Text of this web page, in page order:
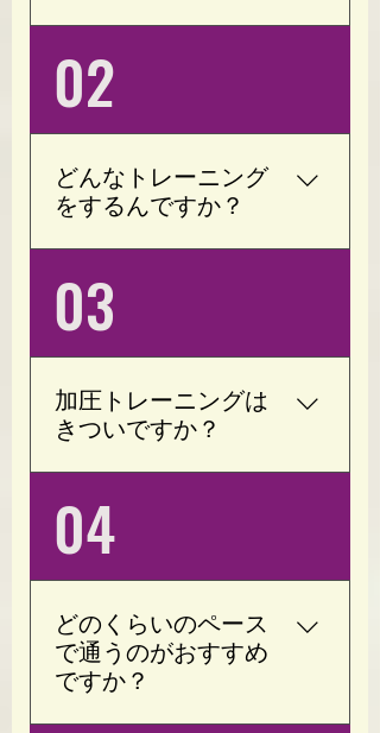
は「運動が苦手」「ジム
が続かなかった」「何年
も運動をしていない」と
いう方が多く通われてい
ます。 加圧トレーニング
は低負荷・短時間でも効
率よく身体を動かせるた
め、運動初心者の方でも
無理なく始められます。
お一人おひとりの体力や
目的に合わせて進めます
ので、安心してご利用く
ださい。
02
どんなトレーニング
をするんですか？
ンに行います。 腕や脚の
付け根に専用の加圧ベル
トを装着し、軽い負荷で
トレーニングを行いま
す。 お身体の状態や目標
に合わせて内容を調整い
たしますので、初心者の
方でも安心して取り組め
ます。
03
加圧トレーニングは
きついですか？
客様一人ひとりのお身体
に合わせて加圧の強さを
調整しています。 無理に
追い込むトレーニングで
はなく、運動が苦手な方
でも続けやすい内容をご
提案しています。
04
どのくらいのペース
で通うのがおすすめ
ですか？